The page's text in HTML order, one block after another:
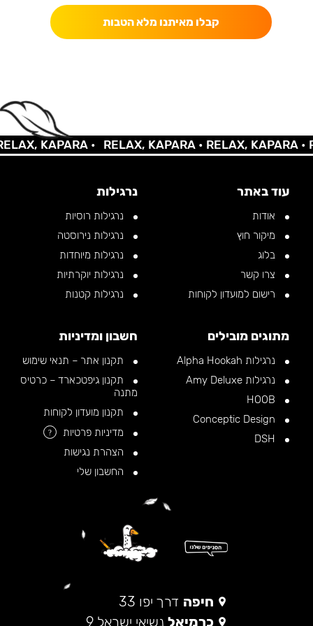
קבלו מאיתנו מלא הטבות
KAPARA • RELAX, KAPARA •RELAX, KAPARA •
עוד באתר
אודות
מיקור חוץ
בלוג
צרו קשר
רישום למועדון לקוחות
נרגילות
נרגילות רוסיות
נרגילות נירוסטה
נרגילות מיוחדות
נרגילות יוקרתיות
נרגילות קטנות
מתוגים מובילים
נרגילות Alpha Hookah
נרגילות Amy Deluxe
חשבון ומדיניות
תקנון אתר – תנאי שימוש
תקנון גיפטכארד – כרטיס
מתנה
תקנון מועדון לקוחות
מדיניות פרטיות
?
הצהרת נגישות
החשבון שלי
חיפה דרך יפו 33
כרמיאל נשיאי ישראל 9